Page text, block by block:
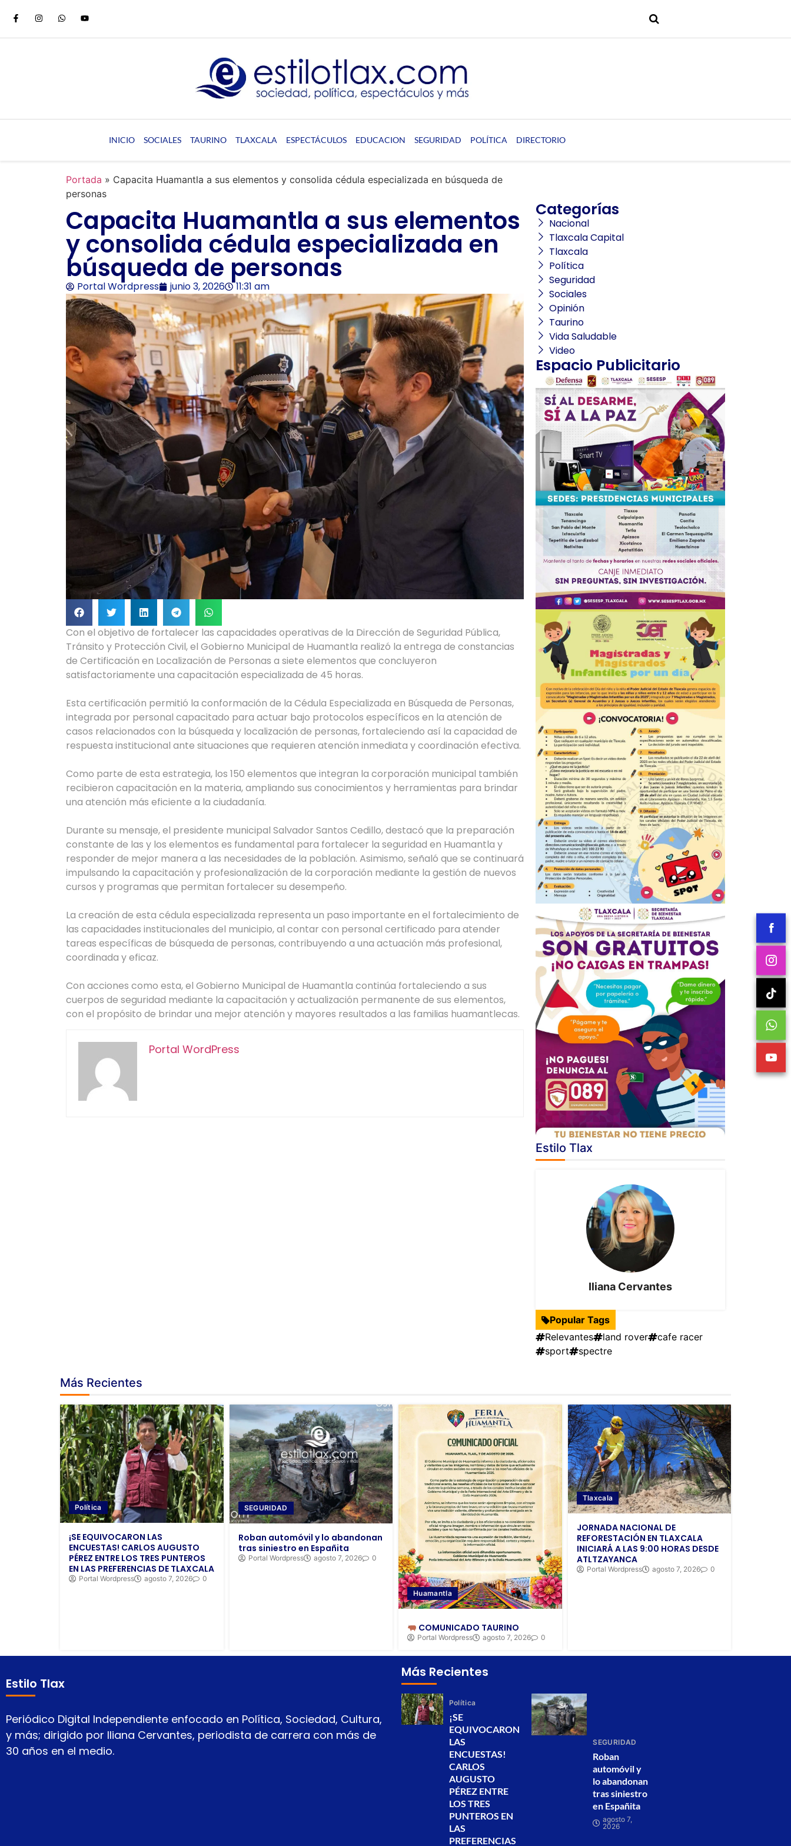
INICIO SOCIALES TAURINO TLAXCALA ESPECTÁCULOS EDUCACION SEGURIDAD POLÍTICA DIRECTORIO
Portada » Capacita Huamantla a sus elementos y consolida cédula especializada en búsqueda de
personas
Capacita Huamantla a sus elementos
y consolida cédula especializada en
búsqueda de personas
Portal Wordpress junio 3, 2026 11:31 am
Con el objetivo de fortalecer las capacidades operativas de la Dirección de Seguridad Pública,
Tránsito y Protección Civil, el Gobierno Municipal de Huamantla realizó la entrega de constancias
de Certificación en Localización de Personas a siete elementos que concluyeron
satisfactoriamente una capacitación especializada de 45 horas.
Esta certificación permitió la conformación de la Cédula Especializada en Búsqueda de Personas,
integrada por personal capacitado para actuar bajo protocolos específicos en la atención de
casos relacionados con la búsqueda y localización de personas, fortaleciendo así la capacidad de
respuesta institucional ante situaciones que requieren atención inmediata y coordinación efectiva.
Como parte de esta estrategia, los 150 elementos que integran la corporación municipal también
recibieron capacitación en la materia, ampliando sus conocimientos y herramientas para brindar
una atención más eficiente a la ciudadanía.
Durante su mensaje, el presidente municipal Salvador Santos Cedillo, destacó que la preparación
constante de las y los elementos es fundamental para fortalecer la seguridad en Huamantla y
responder de mejor manera a las necesidades de la población. Asimismo, señaló que se continuará
impulsando la capacitación y profesionalización de la corporación mediante la gestión de nuevos
cursos y programas que permitan fortalecer su desempeño.
La creación de esta cédula especializada representa un paso importante en el fortalecimiento de
las capacidades institucionales del municipio, al contar con personal certificado para atender
tareas específicas de búsqueda de personas, contribuyendo a una actuación más profesional,
coordinada y eficaz.
Con acciones como esta, el Gobierno Municipal de Huamantla continúa fortaleciendo a sus
cuerpos de seguridad mediante la capacitación y actualización permanente de sus elementos,
con el propósito de brindar una mejor atención y mayores resultados a las familias huamantlecas.
Portal WordPress
Categorías
Nacional
Tlaxcala Capital
Tlaxcala
Política
Seguridad
Sociales
Opinión
Taurino
Vida Saludable
Video
Espacio Publicitario
Estilo Tlax
Iliana Cervantes
Popular Tags
Relevantes
land rover
cafe racer
sport
spectre
Más Recientes
Política
¡SE EQUIVOCARON LAS
ENCUESTAS! CARLOS AUGUSTO
PÉREZ ENTRE LOS TRES PUNTEROS
EN LAS PREFERENCIAS DE TLAXCALA
Portal Wordpress agosto 7, 2026 0
SEGURIDAD
Roban automóvil y lo abandonan
tras siniestro en Españita
Portal Wordpress agosto 7, 2026 0
Huamantla
COMUNICADO TAURINO
Portal Wordpress agosto 7, 2026 0
Tlaxcala
JORNADA NACIONAL DE
REFORESTACIÓN EN TLAXCALA
INICIARÁ A LAS 9:00 HORAS DESDE
ATLTZAYANCA
Portal Wordpress agosto 7, 2026 0
Estilo Tlax
Periódico Digital Independiente enfocado en Política, Sociedad, Cultura,
y más; dirigido por Iliana Cervantes, periodista de carrera con más de
30 años en el medio.
Más Recientes
Política
¡SE
EQUIVOCARON
LAS
ENCUESTAS!
CARLOS
AUGUSTO
PÉREZ ENTRE
LOS TRES
PUNTEROS EN
LAS
PREFERENCIAS
SEGURIDAD
Roban
automóvil y
lo abandonan
tras siniestro
en Españita
agosto 7,
2026